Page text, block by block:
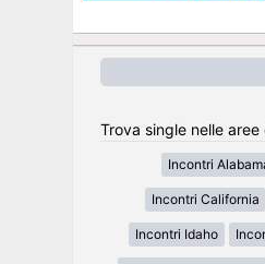
Trova single nelle
Incontri
Incontri California
Incontri Idaho